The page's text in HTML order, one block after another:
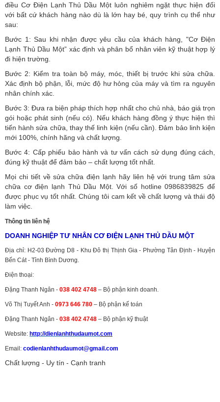
điều Cơ Điện Lạnh Thủ Dầu Một luôn nghiêm ngặt thực hiện đối
với bất cứ khách hàng nào dù là lớn hay bé, quy trình cụ thể như
sau:
Bước 1: Sau khi nhận được yêu cầu của khách hàng, "Cơ Điện
Lạnh Thủ Dầu Một” xác định và phân bổ nhân viên kỹ thuật hợp lý
đi hiện trường.
Bước 2: Kiểm tra toàn bộ máy, móc, thiết bị trước khi sửa chữa.
Xác định bộ phận, lỗi, mức độ hư hỏng của máy và tìm ra nguyên
nhân chính xác.
Bước 3: Đưa ra biện pháp thích hợp nhất cho chủ nhà, báo giá trọn
gói hoặc phát sinh (nếu có). Nếu khách hàng đồng ý thực hiện thì
tiến hành sửa chữa, thay thế linh kiện (nếu cần). Đảm bảo linh kiện
mới 100%, chính hãng và chất lượng.
Bước 4: Cấp phiếu bảo hành và tư vấn cách sử dụng đúng cách,
đúng kỹ thuật để đảm bảo – chất lượng tốt nhất.
Mọi chi tiết về sửa chữa điện lạnh hãy liên hệ với trung tâm sửa
chữa cơ điện lạnh Thủ Dầu Một. Với số hotline 0986839825 để
được phục vụ tốt nhất. Chúng tôi cam kết về chất lượng và thái độ
làm việc.
Thông tin liên hệ
DOANH NGHIỆP TƯ NHÂN CƠ ĐIỆN LẠNH THỦ DẦU MỘT
Địa chỉ: H2-03 Đường D8 - Khu Đô thị Thịnh Gia - Phường Tân Định - Huyện
Bến Cát - Tỉnh Bình Dương.
Điện thoại:
Đặng Thanh Ngân - 038 402 4748 – Bộ phận kinh doanh.
Võ Thị Tuyết Anh - 0973 646 780 – Bộ phận kế toán
Đặng Thanh Ngân - 038 402 4748 – Bộ phận kỹ thuật
Website: http://dienlanhthudaumot.com
Email: codienlanhthudaumot@gmail.com
Chất lượng - Uy tín - Cạnh tranh